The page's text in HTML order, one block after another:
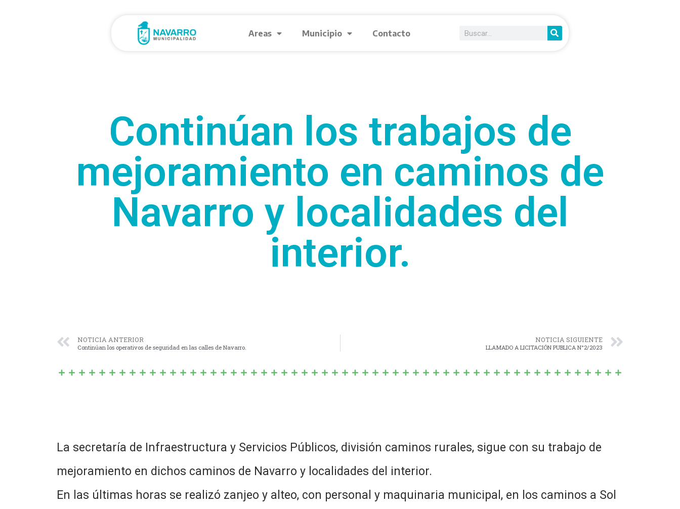
Areas Municipio Contacto
Continúan los trabajos de
mejoramiento en caminos de
Navarro y localidades del
interior.
NOTICIA ANTERIOR
Continúan los operativos de seguridad en las calles de Navarro.
NOTICIA SIGUIENTE
LLAMADO A LICITACIÓN PUBLICA N°2/2023
La secretaría de Infraestructura y Servicios Públicos, división caminos rurales, sigue con su trabajo de
mejoramiento en dichos caminos de Navarro y localidades del interior.
En las últimas horas se realizó zanjeo y alteo, con personal y maquinaria municipal, en los caminos a Sol